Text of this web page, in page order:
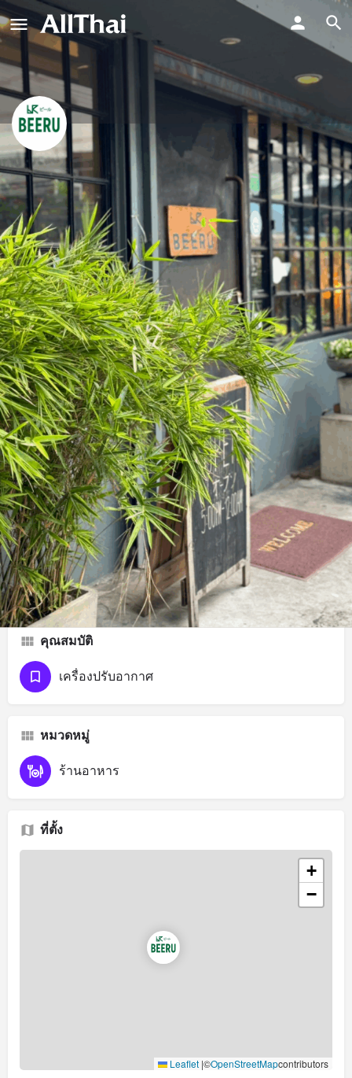
Beeru Bar&Bistro
เบียร์ บาร์ แอนด์ บิสโทร
ข้อความโดยตรง
ประวัติโดยย่อ บทวิจารณ์ กิจกรรม 0 งาน
การอ้างสิทธิ์รายการ รับเส้นทาง ฝากค
คำอธิบาย
ร้านอาหารญี่ปุ่น
ปิด
เวลาเปิดทำการวันนี้:17:00 - 00:00
เครือข่ายสังคมออนไลน์
Facebook
คุณสมบัติ
เครื่องปรับอากาศ
หมวดหมู่
ร้านอาหาร
ที่ตั้ง
+
−
Leaflet |©OpenStreetMapcontributors